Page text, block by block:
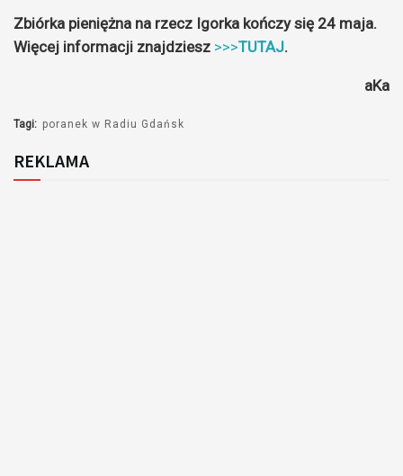
Zbiórka pieniężna na rzecz Igorka kończy się 24 maja.
Więcej informacji znajdziesz >>>TUTAJ.
aKa
Tagi: poranek w Radiu Gdańsk
REKLAMA